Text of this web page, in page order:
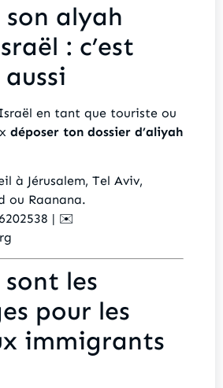
alyah
: c’est
en tant que touriste ou
déposer ton dossier d’aliyah
à Jérusalem, Tel Aviv,
ou Raanana.
| ✉️
sont les
pour les
immigrants